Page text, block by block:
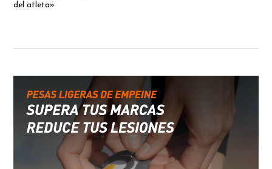
del atleta»